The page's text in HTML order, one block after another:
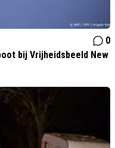
0
bij Vrijheidsbeeld New